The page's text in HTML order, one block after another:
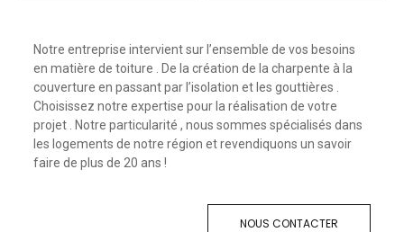
Notre entreprise intervient sur l’ensemble de vos besoins
en matière de toiture . De la création de la charpente à la
couverture en passant par l’isolation et les gouttières .
Choisissez notre expertise pour la réalisation de votre
projet . Notre particularité , nous sommes spécialisés dans
les logements de notre région et revendiquons un savoir
faire de plus de 20 ans !
NOUS CONTACTER